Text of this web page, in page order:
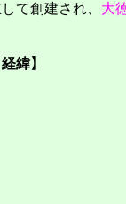
て創建され、 大
緯】